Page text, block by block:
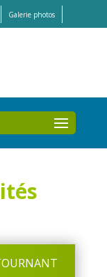
Galerie photos